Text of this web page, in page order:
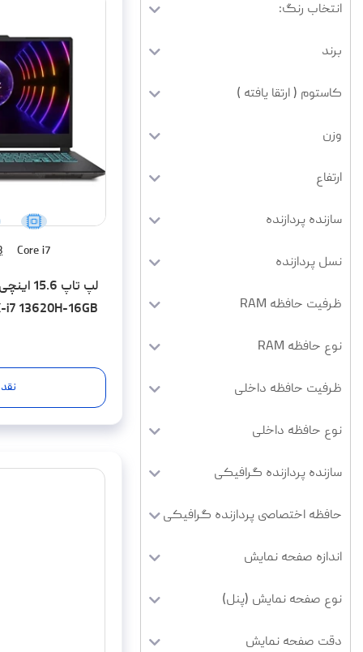
انتخاب رنگ:
برند
کاستوم ( ارتقا یافته )
وزن
ارتفاع
سازنده پردازنده
نسل پردازنده
ظرفیت حافظه RAM
نوع حافظه RAM
ظرفیت حافظه داخلی
نوع حافظه داخلی
سازنده پردازنده گرافیکی
حافظه اختصاصی پردازنده گرافیکی
اندازه صفحه نمایش
نوع صفحه نمایش (پنل)
دقت صفحه نمایش
Core i7
لپ تاپ
i7 13620H-16GB